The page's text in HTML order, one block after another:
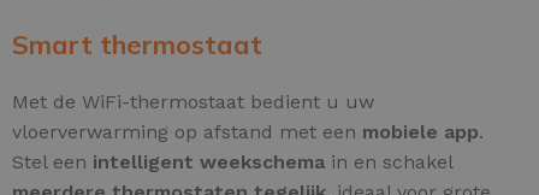
Smart thermostaat
Met de WiFi-thermostaat bedient u uw
vloerverwarming op afstand met een mobiele app.
Stel een intelligent weekschema in en schakel